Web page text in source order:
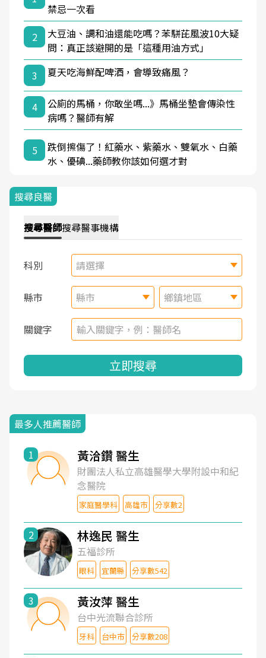
禁忌一次看
2
大豆油、調和油還能吃嗎？苯駢芘風波10大疑
問：真正該避開的是「這種用油方式」
3
夏天吃海鮮配啤酒，會導致痛風？
4
公廁的馬桶，你敢坐嗎...》馬桶坐墊會傳染性
病嗎？醫師有解
5
跌倒擦傷了！紅藥水、紫藥水、雙氧水、白藥
水、優碘...藥師教你該如何選才對
搜尋良醫
搜尋醫師搜尋醫事機構
科別 請選擇
縣市 縣市 鄉鎮地區
關鍵字
立即搜尋
最多人推薦醫師
1 黃洽鑽 醫生
財團法人私立高雄醫學大學附設中和紀
念醫院
家庭醫學科 高雄市 分享數2
2 林逸民 醫生
五福診所
眼科 宜蘭縣 分享數542
3 黃汝萍 醫生
台中光流聯合診所
牙科 台中市 分享數208